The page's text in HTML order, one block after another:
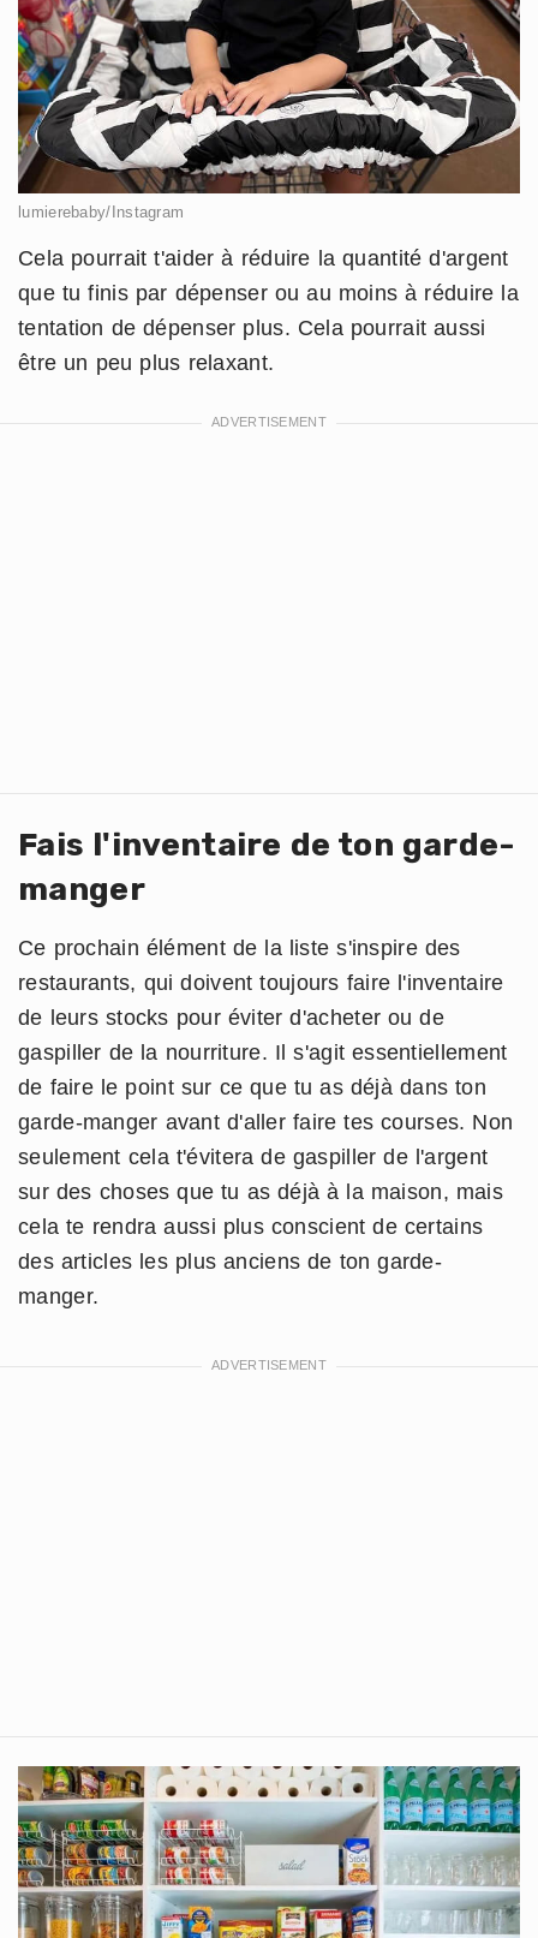
lumierebaby/Instagram
Cela pourrait t'aider à réduire la quantité d'argent
que tu finis par dépenser ou au moins à réduire la
tentation de dépenser plus. Cela pourrait aussi
être un peu plus relaxant.
Fais l'inventaire de ton garde-
manger
Ce prochain élément de la liste s'inspire des
restaurants, qui doivent toujours faire l'inventaire
de leurs stocks pour éviter d'acheter ou de
gaspiller de la nourriture. Il s'agit essentiellement
de faire le point sur ce que tu as déjà dans ton
garde-manger avant d'aller faire tes courses. Non
seulement cela t'évitera de gaspiller de l'argent
sur des choses que tu as déjà à la maison, mais
cela te rendra aussi plus conscient de certains
des articles les plus anciens de ton garde-
manger.